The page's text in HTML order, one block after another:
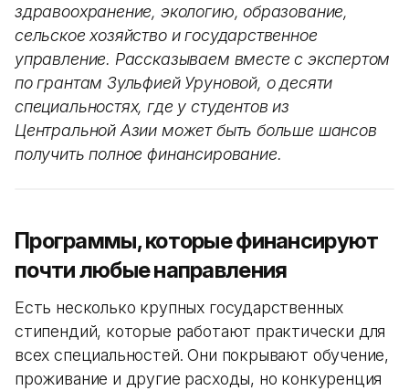
здравоохранение, экологию, образование,
сельское хозяйство и государственное
управление. Рассказываем вместе с экспертом
по грантам Зульфией Уруновой, о десяти
специальностях, где у студентов из
Центральной Азии может быть больше шансов
получить полное финансирование.
Программы, которые финансируют
почти любые направления
Есть несколько крупных государственных
стипендий, которые работают практически для
всех специальностей. Они покрывают обучение,
проживание и другие расходы, но конкуренция